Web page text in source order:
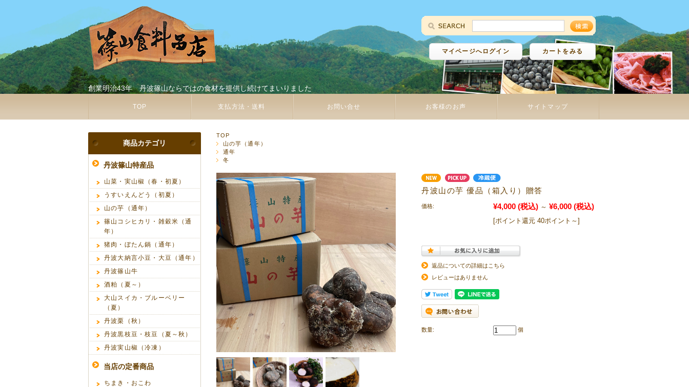
マイページへログイン カートをみる
創業明治43年 丹波篠山ならではの食材を提供し続けてまいりました
TOP 支払方法・送料 お問い合せ お客様のお声 サイトマップ
TOP
山の芋（通年）
通年
冬
丹波山の芋 優品（箱入り）贈答
価格: ¥4,000 (税込) ～ ¥6,000 (税込)
[ポイント還元 40ポイント～]
返品についての詳細はこちら
レビューはありません
数量: 個
商品カテゴリ
丹波篠山特産品
山菜・実山椒（春・初夏）
うすいえんどう（初夏）
山の芋（通年）
篠山コシヒカリ・雑穀米（通
年）
猪肉・ぼたん鍋（通年）
丹波大納言小豆・大豆（通年）
丹波篠山牛
酒粕（夏～）
大山スイカ・ブルーベリー
（夏）
丹波栗（秋）
丹波黒枝豆・枝豆（夏～秋）
丹波実山椒（冷凍）
当店の定番商品
ちまき・おこわ